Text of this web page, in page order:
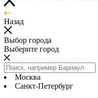
Назад
Выбор города
Выберите город
Москва
Санкт-Петербург